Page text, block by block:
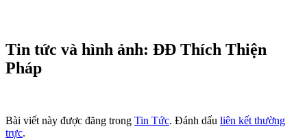
Tin tức và hình ảnh: ĐĐ Thích Thiện
Pháp
Bài viết này được đăng trong Tin Tức. Đánh dấu liên kết thường
trực.